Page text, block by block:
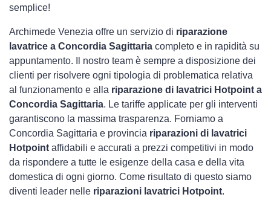
semplice!
Archimede Venezia offre un servizio di riparazione
lavatrice a Concordia Sagittaria completo e in rapidità su
appuntamento. Il nostro team è sempre a disposizione dei
clienti per risolvere ogni tipologia di problematica relativa
al funzionamento e alla riparazione di lavatrici Hotpoint a
Concordia Sagittaria. Le tariffe applicate per gli interventi
garantiscono la massima trasparenza. Forniamo a
Concordia Sagittaria e provincia riparazioni di lavatrici
Hotpoint affidabili e accurati a prezzi competitivi in modo
da rispondere a tutte le esigenze della casa e della vita
domestica di ogni giorno. Come risultato di questo siamo
diventi leader nelle riparazioni lavatrici Hotpoint.